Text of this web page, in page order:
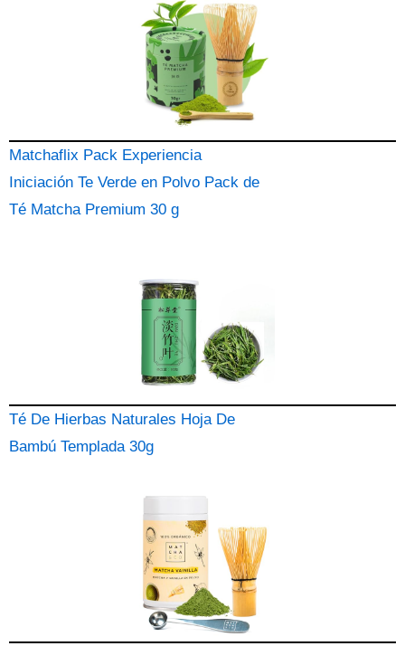
Matchaflix Pack Experiencia
Iniciación Te Verde en Polvo Pack de
Té Matcha Premium 30 g
Té De Hierbas Naturales Hoja De
Bambú Templada 30g